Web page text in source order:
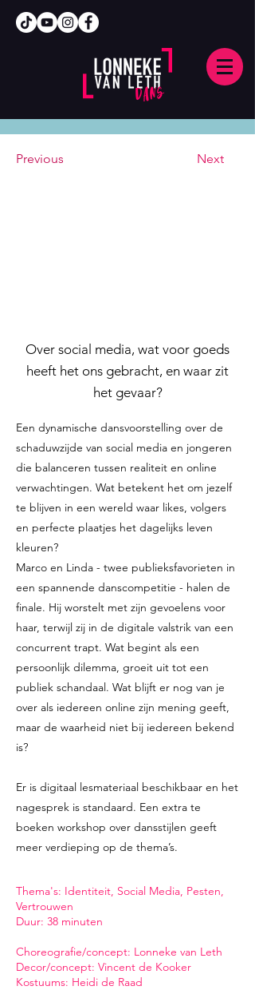
Previous Next
Over social media, wat voor goeds
heeft het ons gebracht, en waar zit
het gevaar?
Een dynamische dansvoorstelling over de
schaduwzijde van social media en jongeren
die balanceren tussen realiteit en online
verwachtingen. Wat betekent het om jezelf
te blijven in een wereld waar likes, volgers
en perfecte plaatjes het dagelijks leven
kleuren?
Marco en Linda - twee publieksfavorieten in
een spannende danscompetitie - halen de
finale. Hij worstelt met zijn gevoelens voor
haar, terwijl zij in de digitale valstrik van een
concurrent trapt. Wat begint als een
persoonlijk dilemma, groeit uit tot een
publiek schandaal. Wat blijft er nog van je
over als iedereen online zijn mening geeft,
maar de waarheid niet bij iedereen bekend
is?
Er is digitaal lesmateriaal beschikbaar en het
nagesprek is standaard. Een extra te
boeken workshop over dansstijlen geeft
meer verdieping op de thema’s.
​Thema's: Identiteit, Social Media, Pesten,
Vertrouwen
Duur: 38 minuten
Choreografie/concept: Lonneke van Leth
Decor/concept: Vincent de Kooker
Kostuums: Heidi de Raad